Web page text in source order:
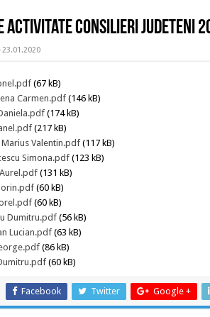
activitate consilieri judeteni
23.01.2020
(67 kB)
Carmen.pdf (146 kB)
(174 kB)
(217 kB)
Valentin.pdf (117 kB)
Simona.pdf (123 kB)
(131 kB)
(60 kB)
(60 kB)
Dumitru.pdf (56 kB)
Lucian.pdf (63 kB)
(86 kB)
(60 kB)
Facebook Twitter Google +